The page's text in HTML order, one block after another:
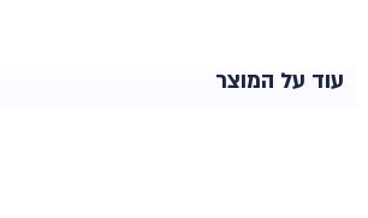
עוד על המוצר